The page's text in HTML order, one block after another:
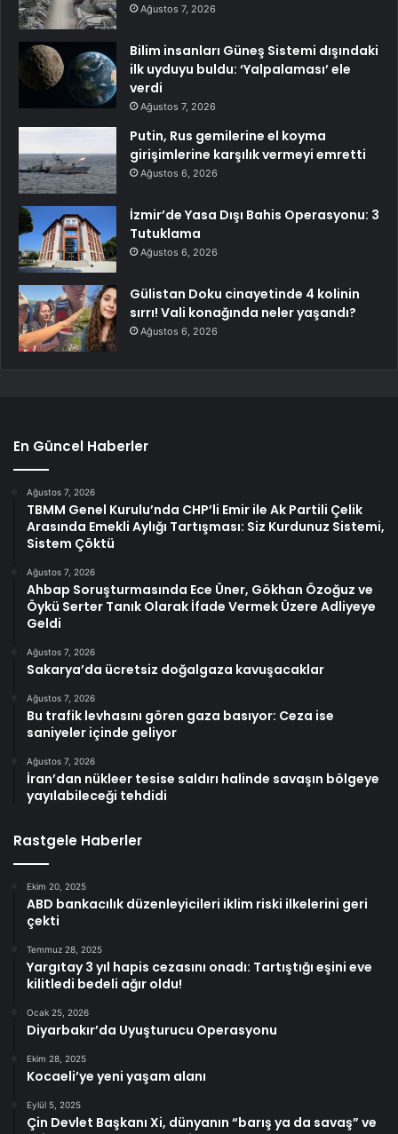
Ağustos 7, 2026
Bilim insanları Güneş Sistemi dışındaki
ilk uyduyu buldu: ‘Yalpalaması’ ele
verdi
Ağustos 7, 2026
Putin, Rus gemilerine el koyma
girişimlerine karşılık vermeyi emretti
Ağustos 6, 2026
İzmir’de Yasa Dışı Bahis Operasyonu: 3
Tutuklama
Ağustos 6, 2026
Gülistan Doku cinayetinde 4 kolinin
sırrı! Vali konağında neler yaşandı?
Ağustos 6, 2026
En Güncel Haberler
Ağustos 7, 2026
TBMM Genel Kurulu’nda CHP’li Emir ile Ak Partili Çelik
Arasında Emekli Aylığı Tartışması: Siz Kurdunuz Sistemi,
Sistem Çöktü
Ağustos 7, 2026
Ahbap Soruşturmasında Ece Üner, Gökhan Özoğuz ve
Öykü Serter Tanık Olarak İfade Vermek Üzere Adliyeye
Geldi
Ağustos 7, 2026
Sakarya’da ücretsiz doğalgaza kavuşacaklar
Ağustos 7, 2026
Bu trafik levhasını gören gaza basıyor: Ceza ise
saniyeler içinde geliyor
Ağustos 7, 2026
İran’dan nükleer tesise saldırı halinde savaşın bölgeye
yayılabileceği tehdidi
Rastgele Haberler
Ekim 20, 2025
ABD bankacılık düzenleyicileri iklim riski ilkelerini geri
çekti
Temmuz 28, 2025
Yargıtay 3 yıl hapis cezasını onadı: Tartıştığı eşini eve
kilitledi bedeli ağır oldu!
Ocak 25, 2026
Diyarbakır’da Uyuşturucu Operasyonu
Ekim 28, 2025
Kocaeli’ye yeni yaşam alanı
Eylül 5, 2025
Çin Devlet Başkanı Xi, dünyanın “barış ya da savaş” ve